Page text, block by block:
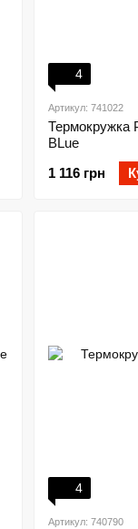
4
Артикул: 741022
Термокружка
BLue
1 116 грн
4
Артикул: 740790